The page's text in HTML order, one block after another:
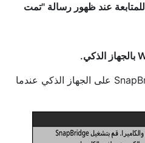
للمتابعة عند ظهور رسالة "تمت
ابدأ تشغيل تطبيق SnapBridge على الجهاز الذكي عندما